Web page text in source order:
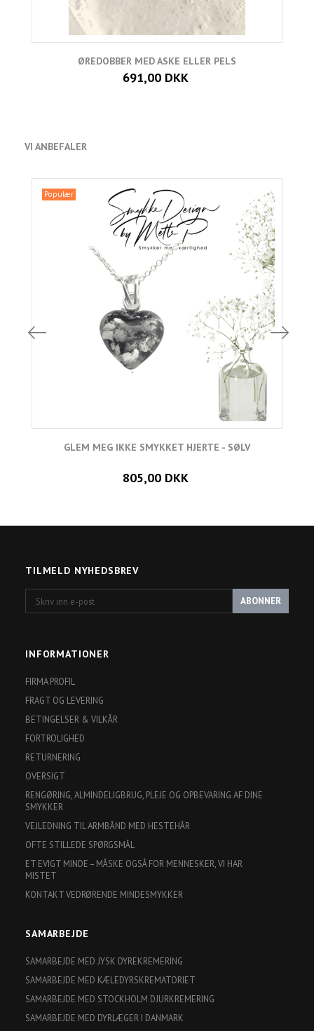
ØREDOBBER MED ASKE ELLER PELS
691,00 DKK
VI ANBEFALER
Populær
GLEM MEG IKKE SMYKKET HJERTE - SØLV
805,00 DKK
TILMELD NYHEDSBREV
ABONNER
INFORMATIONER
FIRMA PROFIL
FRAGT OG LEVERING
BETINGELSER & VILKÅR
FORTROLIGHED
RETURNERING
OVERSIGT
RENGØRING, ALMINDELIGBRUG, PLEJE OG OPBEVARING AF DINE
SMYKKER
VEJLEDNING TIL ARMBÅND MED HESTEHÅR
OFTE STILLEDE SPØRGSMÅL
ET EVIGT MINDE – MÅSKE OGSÅ FOR MENNESKER, VI HAR
MISTET
KONTAKT VEDRØRENDE MINDESMYKKER
SAMARBEJDE
SAMARBEJDE MED JYSK DYREKREMERING
SAMARBEJDE MED KÆLEDYRSKREMATORIET
SAMARBEJDE MED STOCKHOLM DJURKREMERING
SAMARBEJDE MED DYRLÆGER I DANMARK